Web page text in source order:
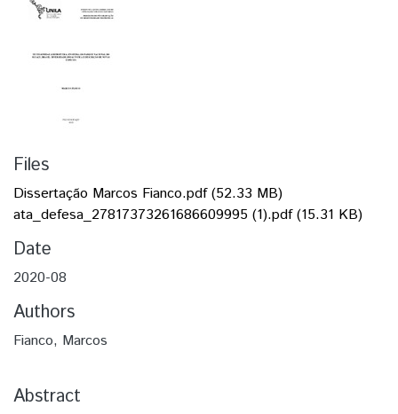
Files
Dissertação Marcos Fianco.pdf(52.33 MB)
ata_defesa_27817373261686609995 (1).pdf(15.31 KB)
Date
2020-08
Authors
Fianco, Marcos
Abstract